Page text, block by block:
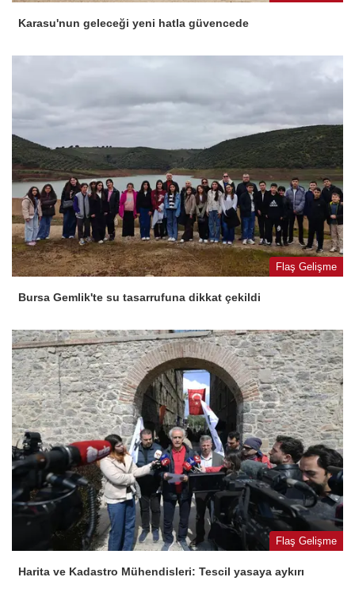
Karasu'nun geleceği yeni hatla güvencede
Flaş Gelişme
Bursa Gemlik'te su tasarrufuna dikkat çekildi
Flaş Gelişme
Harita ve Kadastro Mühendisleri: Tescil yasaya aykırı